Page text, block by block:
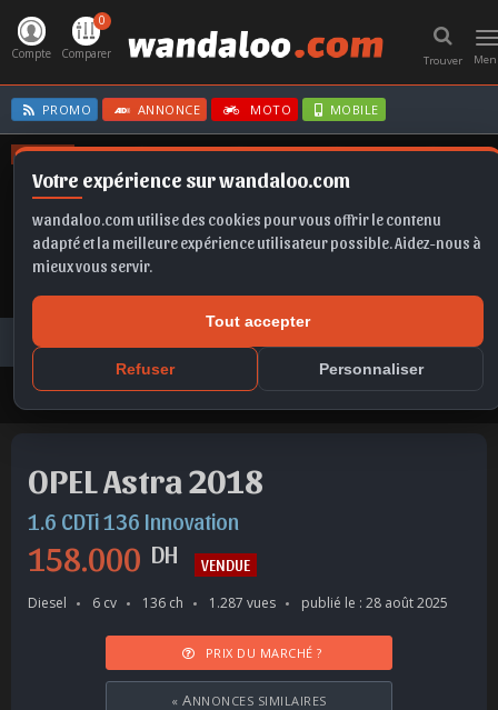
Votre expérience sur wandaloo.com
wandaloo.com utilise des cookies pour vous offrir le contenu
adapté et la meilleure expérience utilisateur possible. Aidez-nous à
mieux vous servir.
Tout accepter
Refuser Personnaliser
Trouver
Compte
0
Comparer
PROMO ANNONCE MOTO MOBILE
OFFRES
FORMENTOR SCALA FABIA CLIO E-TECH
Toutes les annonces
OPEL Astra 2018 Diesel Occasion Rabat Maroc
OPEL Astra 2018
1.6 CDTi 136 Innovation
158.000 DH
VENDUE
Diesel
6 cv 136 ch 1.287 vues publié le : 28 août 2025
PRIX DU MARCHÉ ?
« ANNONCES SIMILAIRES